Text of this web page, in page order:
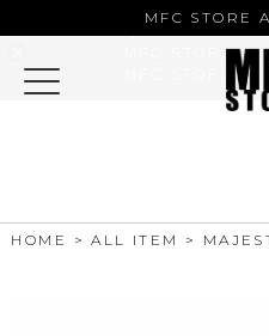
MFC STORE
HOME ALL ITEM
MFC STORE
MFC STORE/
Google Play